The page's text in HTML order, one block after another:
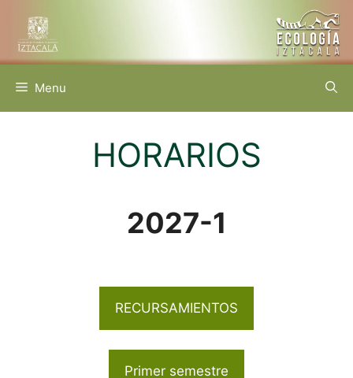
contenido
Menu
HORARIOS
2027-1
RECURSAMIENTOS
Primer semestre